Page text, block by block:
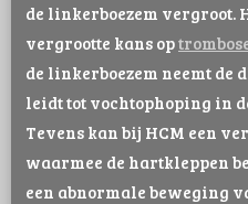
de linkerboezem vergroot.
vergrootte kans op
de linkerboezem neemt de
leidt tot vochtophoping in
Tevens kan bij HCM een
waarmee de hartkleppen
een abnormale beweging